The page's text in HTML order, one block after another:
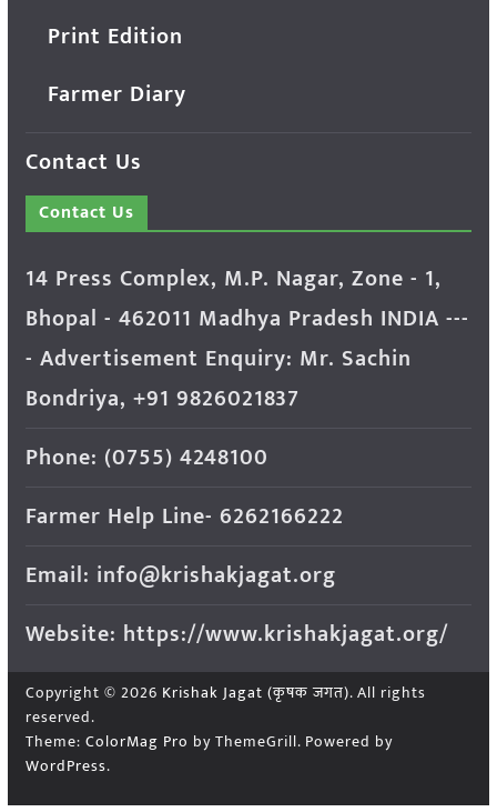
Print Edition
Farmer Diary
Contact Us
Contact Us
14 Press Complex, M.P. Nagar, Zone - 1,
Bhopal - 462011 Madhya Pradesh INDIA ---
- Advertisement Enquiry: Mr. Sachin
Bondriya, +91 9826021837
Phone: (0755) 4248100
Farmer Help Line- 6262166222
Email: info@krishakjagat.org
Website: https://www.krishakjagat.org/
Copyright © 2026 Krishak Jagat (कृषक जगत). All rights
reserved.
Theme: ColorMag Pro by ThemeGrill. Powered by
WordPress.